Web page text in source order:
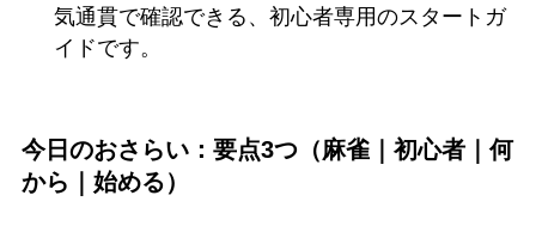
気通貫で確認できる、初心者専用のスタートガ
イドです。
今日のおさらい：要点3つ（麻雀｜初心者｜何
から｜始める）